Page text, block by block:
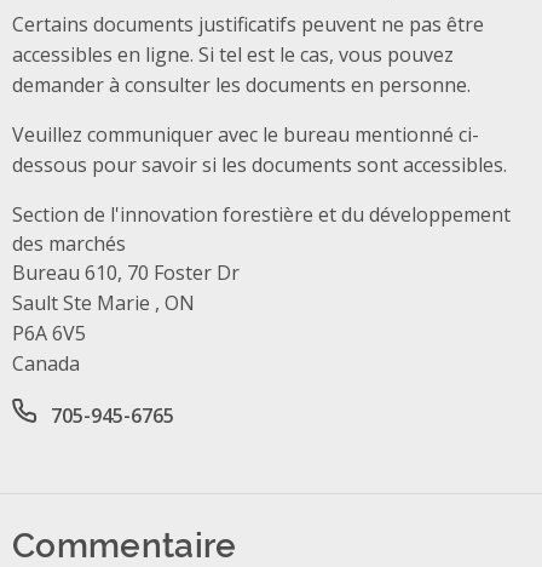
Certains documents justificatifs peuvent ne pas être
accessibles en ligne. Si tel est le cas, vous pouvez
demander à consulter les documents en personne.
Veuillez communiquer avec le bureau mentionné ci-
dessous pour savoir si les documents sont accessibles.
Section de l'innovation forestière et du développement
des marchés
Address
Bureau 610, 70 Foster Dr
Sault Ste Marie , ON
P6A 6V5
Canada
Office phone number
705-945-6765
Commentaire